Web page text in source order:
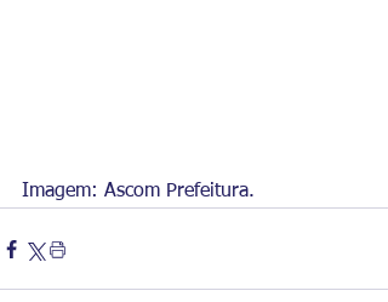
Imagem: Ascom Prefeitura.